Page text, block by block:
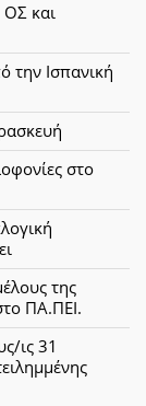
και
την Ισπανική
στο
της
ΠΑ.ΠΕΙ.
ις 31